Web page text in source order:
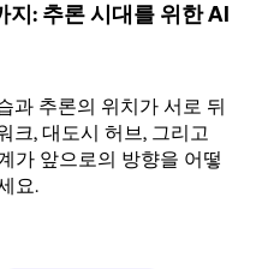
: 추론 시대를 위한 AI
과 추론의 위치가 서로 뒤
크, 대도시 허브, 그리고
가 앞으로의 방향을 어떻
요.